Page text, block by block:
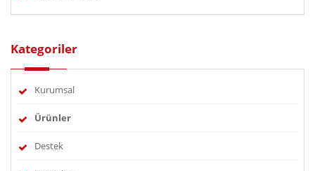
Kategoriler
Kurumsal
Ürünler
Destek